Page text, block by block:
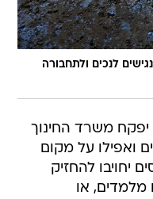
לנכים ולתחבורה
משרד החינוך
ואפילו על מקום
יחויבו להחזיק
או